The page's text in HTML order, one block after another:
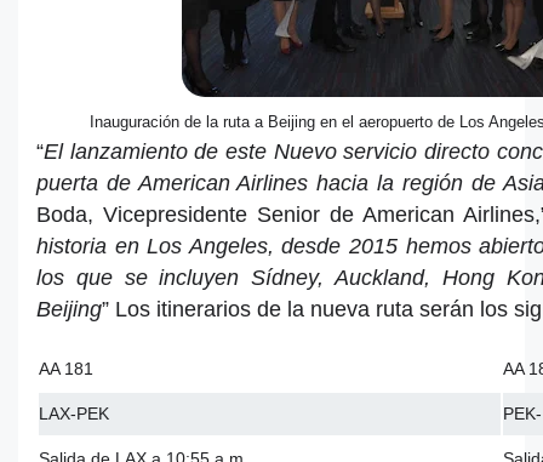
Inauguración de la ruta a Beijing en el aeropuerto de Los
“El lanzamiento de este Nuevo servicio directo
puerta de American Airlines hacia la región de
Boda, Vicepresidente Senior de American
historia en Los Angeles, desde 2015 hemos
los que se incluyen Sídney, Auckland, Hong
Beijing” Los itinerarios de la nueva ruta serán los
AA 181 AA
LAX-PEK